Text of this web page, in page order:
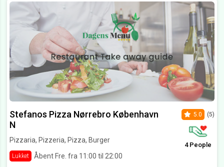
Stefanos Pizza Nørrebro København
N
Pizzaria, Pizzeria, Pizza, Burger
Lukket Åbent Fre. fra 11:00 til 22:00
5.0 (5)
4 People